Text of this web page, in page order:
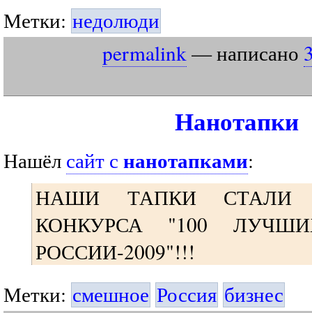
Метки: недолюди
permalink— написано
Нанотапки
Нашёл сайт с нанотапками:
НАШИ ТАПКИ СТАЛИ
КОНКУРСА "100
РОССИИ-2009"!!!
Метки: смешное Россия бизнес